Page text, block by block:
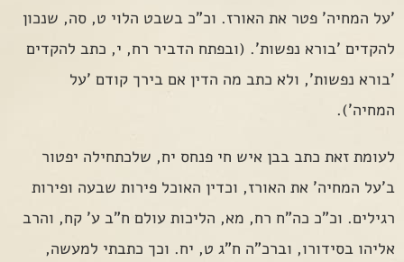
'על המחיה' פטר את האורז. וכ"כ בשבט הלוי ט, סה, שנכון
להקדים 'בורא נפשות'. (ובפתח הדביר רח, י, כתב להקדים
'בורא נפשות', ולא כתב מה הדין אם בירך קודם 'על
המחיה').
לעומת זאת כתב בבן איש חי פנחס יח, שלכתחילה יפטור
ב'על המחיה' את האורז, וכדין האוכל פירות שבעה ופירות
רגילים. וכ"כ כה"ח רח, מא, הליכות עולם ח"ב ע' קח, והרב
אליהו בסידורו, וברכ"ה ח"ג ט, יח. וכך כתבתי למעשה,